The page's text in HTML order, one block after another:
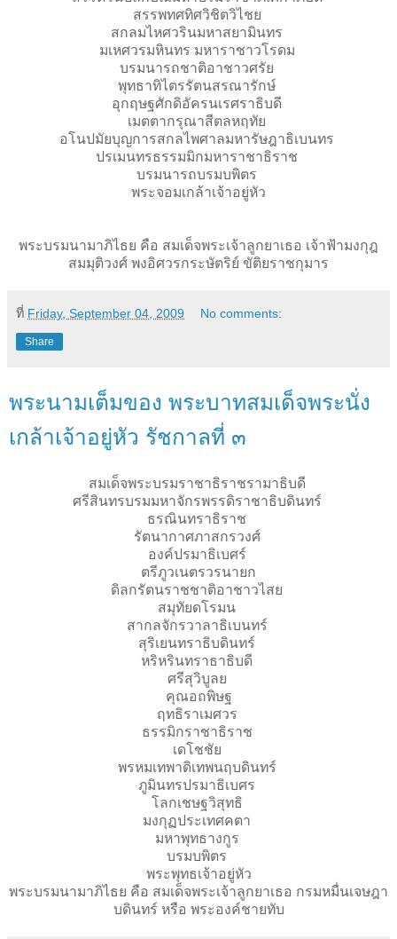
สรรพทศทิศวิชิตวิไชย
สกลมไหศวรินมหาสยามินทร
มเหศวรมหินทร มหาราชาวโรดม
บรมนารถชาติอาชาวศรัย
พุทธาทิไตรรัตนสรณารักษ์
อุกฤษฐศักดิอัครนเรศราธิบดี
เมตตากรุณาสีตลหฤทัย
อโนปมัยบุญการสกลไพศาลมหารัษฎาธิเบนทร
ปรเมนทรธรรมมิกมหาราชาธิราช
บรมนารถบรมบพิตร
พระจอมเกล้าเจ้าอยู่หัว
พระบรมนามาภิไธย คือ สมเด็จพระเจ้าลูกยาเธอ เจ้าฟ้ามงกุฎ
สมมุติวงศ์ พงอิศวรกระษัตริย์ ขัติยราชกุมาร
ที่ Friday, September 04, 2009 No comments:
Share
พระนามเต็มของ พระบาทสมเด็จพระนั่ง
เกล้าเจ้าอยู่หัว รัชกาลที่ ๓
สมเด็จพระบรมราชาธิราชรามาธิบดี
ศรีสินทรบรมมหาจักรพรรดิราชาธิบดินทร์
ธรณินทราธิราช
รัตนากาศภาสกรวงศ์
องค์ปรมาธิเบศร์
ตรีภูวเนตรวรนายก
ดิลกรัตนราชชาติอาชาวไสย
สมุทัยดโรมน
สากลจักรวาลาธิเบนทร์
สุริเยนทราธิบดินทร์
หริหรินทราธาธิบดี
ศรีสุวิบูลย
คุณอถพิษฐ
ฤทธิราเมศวร
ธรรมิกราชาธิราช
เดโชชัย
พรหมเทพาดิเทพนฤบดินทร์
ภูมินทรปรมาธิเบศร
โลกเชษฐวิสุทธิ
มงกุฏประเทศคตา
มหาพุทธางกูร
บรมบพิตร
พระพุทธเจ้าอยู่หัว
พระบรมนามาภิไธย คือ สมเด็จพระเจ้าลูกยาเธอ กรมหมื่นเจษฎา
บดินทร์ หรือ พระองค์ชายทับ